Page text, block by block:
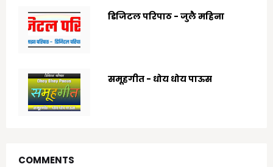
डिजिटल परिपाठ - जुलै महिना
समूहगीत - धोय धोय पाऊस
COMMENTS